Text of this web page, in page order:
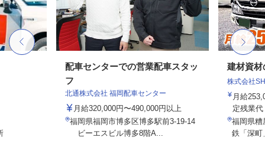
配車センターでの営業配車スタッ
フ
北通株式会社 福岡配車センター
月給320,000円〜490,000円以上
福岡県福岡市博多区博多駅前3-19-14
ビーエスビル博多8階A...
建材資
株式会社
月給
定残業
福岡県糟
鉄「深町